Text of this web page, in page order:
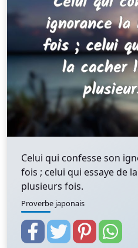
Celui qui confesse son
fois ; celui qui essaye de
plusieurs fois.
Proverbe japonais